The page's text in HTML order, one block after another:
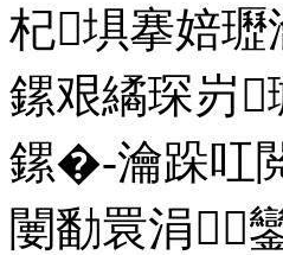
杞埧搴婄瓑
鏍艰繘琛岃
鏍�-瀹跺叿
闄勫睘涓